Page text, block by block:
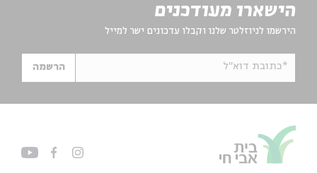
הישארו מעודכנים
הירשמו לניוזלטר שלנו וקבלו עדכונים ישר למייל
*כתובת דוא"ל הרשמה